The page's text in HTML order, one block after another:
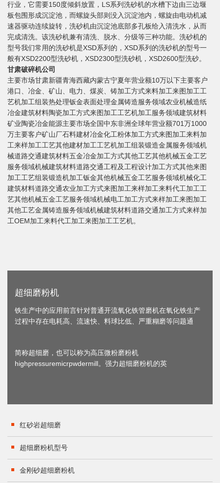
行业，它需要150度倾斜放置，LS系列洗砂机的水槽下边由三边堰
板包围形成沉淀池，而螺旋头部则没入沉淀池内，螺旋由电动机减
速器驱动连续旋转，洗砂机由沉淀池底部多孔板给入清洗水，从而
完成清洗。该洗砂机兼有清洗、脱水、分级等三种功能。洗砂机的
型号我们常用的洗砂机是XSD系列的，XSD系列的洗砂机的型号一
般有XSD2200型洗砂机，XSD2300型洗砂机，XSD2600型洗砂。
甘肃破碎机公司
主要市场甘肃新疆青海西藏内蒙古宁夏年营业额10万以下主要客户
港口、冶金、矿山、电力、煤炭、铸加工方式来料加工来图加工工
艺机加工组装热处理钣金表面处理金属铸造服务领域农业机械造纸
冶金建筑材料陶瓷加工方式来图加工工艺机加工服务领域建筑材料
矿业陶瓷冶金能源主要市场全国中东非洲全球年营业额701万1000
万主要客户矿山厂石料建材冶金化工粉体加工方式来图加工来料加
工来样加工工艺其他建材加工工艺机加工组装锻造金属服务领域机
械道路交通建筑材料五金冶金加工方式其他工艺其他机械五金工艺
服务领域机械建筑材料道路交通工程及工程设计加工方式其他来图
加工工艺组装锻造机加工钣金其他机械五金工艺服务领域机械化工
建筑材料道路交通农业加工方式来图加工来样加工来料代工加工工
艺其他机械五金工艺服务领域机械电工加工方式来样加工来图加工
其他工艺金属铸造服务领域机械建筑材料道路交通加工方式来样加
工OEM加工来料代工加工来图加工工艺机。
超细磨粉机
铁生产中的应用前言针对普通开流氧化铁管磨机在氧化铁生产
过程中存在电耗高、流速快、料球比低、严重糊磨等问题通
简称超细磨，也可以称为高压微粉磨粉机
highpressuremicrpwdermill。强力超细磨粉机的英
红砂岩超细磨
超细磨粉机型号
金刚砂超细磨粉机